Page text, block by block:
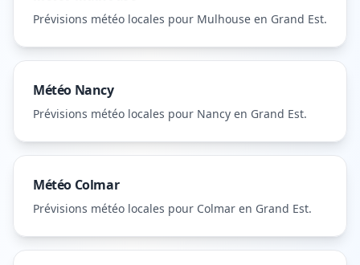
Prévisions météo locales pour Mulhouse en Grand Est.
Météo Nancy
Prévisions météo locales pour Nancy en Grand Est.
Météo Colmar
Prévisions météo locales pour Colmar en Grand Est.